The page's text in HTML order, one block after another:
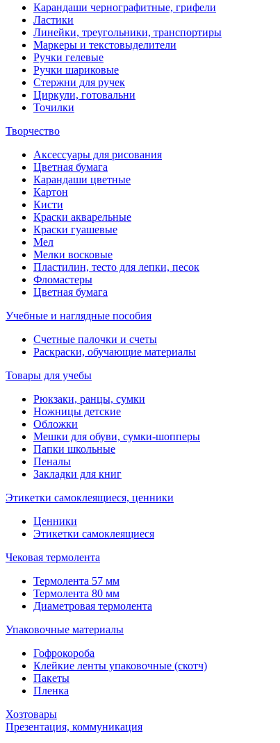
Карандаши чернографитные, грифели
Ластики
Линейки, треугольники, транспортиры
Маркеры и текстовыделители
Ручки гелевые
Ручки шариковые
Стержни для ручек
Циркули, готовальни
Точилки
Творчество
Аксессуары для рисования
Цветная бумага
Карандаши цветные
Картон
Кисти
Краски акварельные
Краски гуашевые
Мел
Мелки восковые
Пластилин, тесто для лепки, песок
Фломастеры
Цветная бумага
Учебные и наглядные пособия
Счетные палочки и счеты
Раскраски, обучающие материалы
Товары для учебы
Рюкзаки, ранцы, сумки
Ножницы детские
Обложки
Мешки для обуви, сумки-шопперы
Папки школьные
Пеналы
Закладки для книг
Этикетки самоклеящиеся, ценники
Ценники
Этикетки самоклеящиеся
Чековая термолента
Термолента 57 мм
Термолента 80 мм
Диаметровая термолента
Упаковочные материалы
Гофрокороба
Клейкие ленты упаковочные (скотч)
Пакеты
Пленка
Хозтовары
Презентация, коммуникация